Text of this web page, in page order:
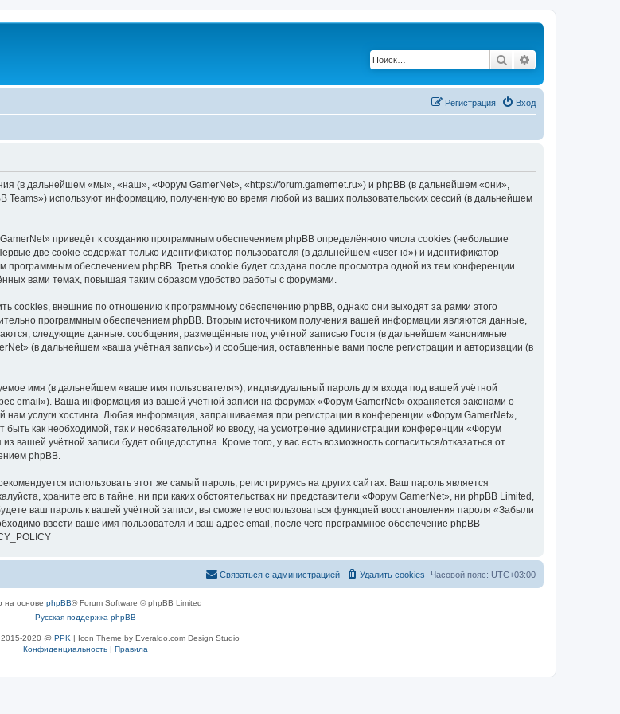
Поиск
Вход
Регистрация
(в дальнейшем «мы», «наш», «Форум GamerNet», «https://forum.gamernet.ru») и phpBB (в дальнейшем «они»,
используют информацию, полученную во время любой из ваших пользовательских сессий (в дальнейшем
приведёт к созданию программным обеспечением phpBB определённого числа cookies (небольшие
две cookie содержат только идентификатор пользователя (в дальнейшем «user-id») и идентификатор
обеспечением phpBB. Третья cookie будет создана после просмотра одной из тем конференции
вами темах, повышая таким образом удобство работы с форумами.
cookies, внешние по отношению к программному обеспечению phpBB, однако они выходят за рамки этого
программным обеспечением phpBB. Вторым источником получения вашей информации являются данные,
следующие данные: сообщения, размещённые под учётной записью Гостя (в дальнейшем «анонимные
(в дальнейшем «ваша учётная запись») и сообщения, оставленные вами после регистрации и авторизации (в
имя (в дальнейшем «ваше имя пользователя»), индивидуальный пароль для входа под вашей учётной
email»). Ваша информация из вашей учётной записи на форумах «Форум GamerNet» охраняется законами о
услуги хостинга. Любая информация, запрашиваемая при регистрации в конференции «Форум GamerNet»,
как необходимой, так и необязательной ко вводу, на усмотрение администрации конференции «Форум
вашей учётной записи будет общедоступна. Кроме того, у вас есть возможность согласиться/отказаться от
phpBB.
использовать этот же самый пароль, регистрируясь на других сайтах. Ваш пароль является
храните его в тайне, ни при каких обстоятельствах ни представители «Форум GamerNet», ни phpBB Limited,
ваш пароль к вашей учётной записи, вы сможете воспользоваться функцией восстановления пароля «Забыли
ввести ваше имя пользователя и ваш адрес email, после чего программное обеспечение phpBB
Часовой пояс: UTC+03:00
Удалить cookies
Связаться с администрацией
на основе phpBB® Forum Software © phpBB Limited
Русская поддержка phpBB
2020 @ PPK | Icon Theme by Everaldo.com Design Studio
Конфиденциальность| Правила